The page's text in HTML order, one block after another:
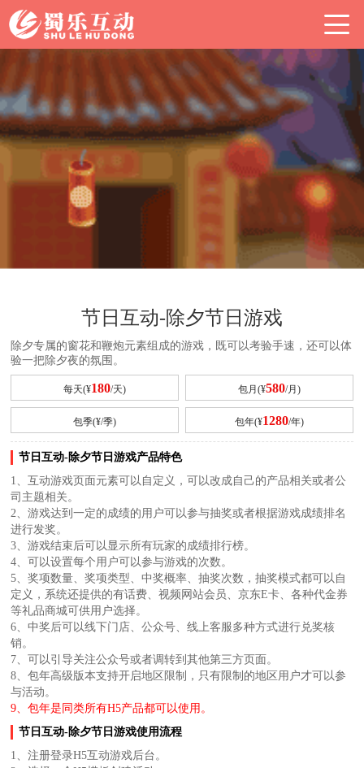
节日互动-除夕节日游戏
除夕专属的窗花和鞭炮元素组成的游戏，既可以考验手速，还可以体
验一把除夕夜的氛围。
每天(¥180/天) 包月(¥580/月)
包季(¥/季) 包年(¥1280/年)
节日互动-除夕节日游戏产品特色
1、互动游戏页面元素可以自定义，可以改成自己的产品相关或者公
司主题相关。
2、游戏达到一定的成绩的用户可以参与抽奖或者根据游戏成绩排名
进行发奖。
3、游戏结束后可以显示所有玩家的成绩排行榜。
4、可以设置每个用户可以参与游戏的次数。
5、奖项数量、奖项类型、中奖概率、抽奖次数，抽奖模式都可以自
定义，系统还提供的有话费、视频网站会员、京东E卡、各种代金券
等礼品商城可供用户选择。
6、中奖后可以线下门店、公众号、线上客服多种方式进行兑奖核
销。
7、可以引导关注公众号或者调转到其他第三方页面。
8、包年高级版本支持开启地区限制，只有限制的地区用户才可以参
与活动。
9、包年是同类所有H5产品都可以使用。
节日互动-除夕节日游戏使用流程
1、注册登录H5互动游戏后台。